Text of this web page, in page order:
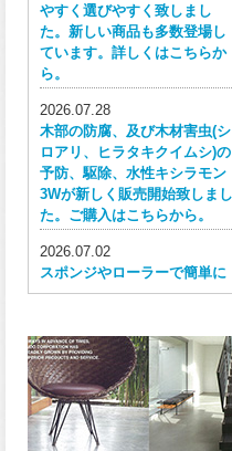
やすく選びやすく致しまし
た。新しい商品も多数登場し
ています。詳しくはこちらか
ら。
2026.07.28
木部の防腐、及び木材害虫(シ
ロアリ、ヒラタキクイムシ)の
予防、駆除、水性キシラモン
3Wが新しく販売開始致しまし
た。ご購入はこちらから。
2026.07.02
スポンジやローラーで簡単に
塗ってはがせる目かくし用水
イントが新しく販売開始致し
ました。ご購入はこちらか
ら。
2026.06.30
ウレタン特有の網目構造の反